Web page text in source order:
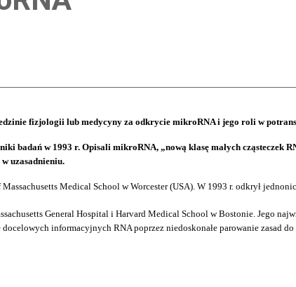
fizjologii lub medycyny za odkrycie mikroRNA i jego roli w
badań w 1993 r. Opisali mikroRNA, „nową klasę małych cząsteczek
uzasadnieniu.
Medical School w Worcester (USA). W 1993 r. odkrył
General Hospital i Harvard Medical School w Bostonie. Jego
informacyjnych RNA poprzez niedoskonałe parowanie zasad